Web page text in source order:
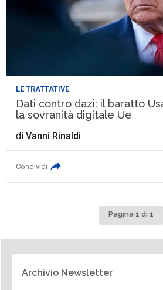
LE TRATTATIVE
Dati contro dazi: il baratto
la sovranità digitale Ue
diVanni Rinaldi
Condividi
Pagina 1 di 1
Archivio Newsletter